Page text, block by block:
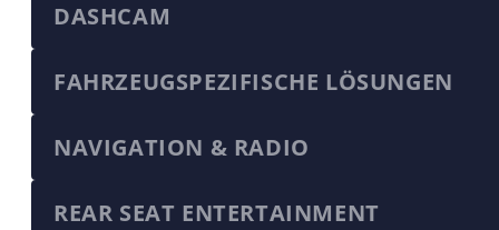
DASHCAM
FAHRZEUGSPEZIFISCHE LÖSUNGEN
NAVIGATION & RADIO
REAR SEAT ENTERTAINMENT